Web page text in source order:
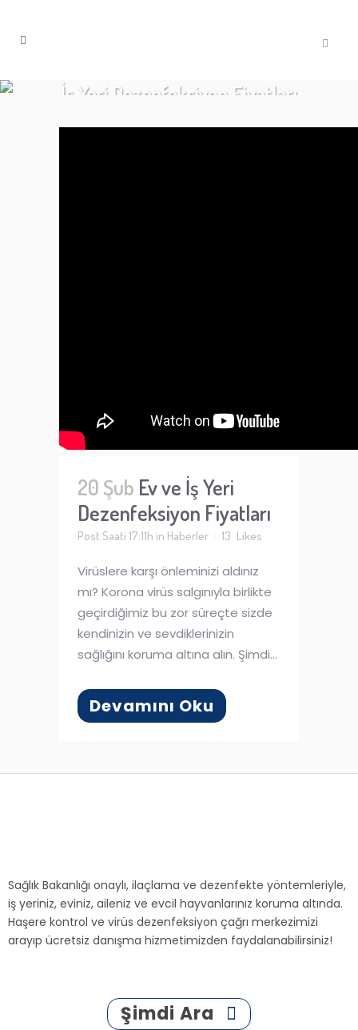
İş Yeri Dezenfeksiyon Fiyatları
20 Şub Ev ve İş Yeri
Dezenfeksiyon Fiyatları
Post Saati 17:11h in Haberler 13 Likes
Virüslere karşı önleminizi aldınız
mı? Korona virüs salgınıyla birlikte
geçirdiğimiz bu zor süreçte sizde
kendinizin ve sevdiklerinizin
sağlığını koruma altına alın. Şimdi...
Devamını Oku
Sağlık Bakanlığı onaylı, ilaçlama ve dezenfekte yöntemleriyle,
iş yeriniz, eviniz, aileniz ve evcil hayvanlarınız koruma altında.
Haşere kontrol ve virüs dezenfeksiyon çağrı merkezimizi
arayıp ücretsiz danışma hizmetimizden faydalanabilirsiniz!
Şimdi Ara